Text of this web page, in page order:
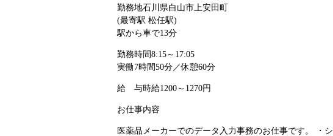
勤務地石川県白山市上安田町
(最寄駅 松任駅)
駅から車で13分
勤務時間8:15～17:05
実働7時間50分／休憩60分
給 与時給1200～1270円
お仕事内容
医薬品メーカーでのデータ入力事務のお仕事です。 ・